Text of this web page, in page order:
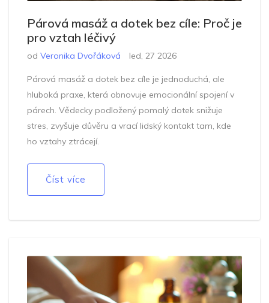
Párová masáž a dotek bez cíle: Proč je
pro vztah léčivý
od Veronika Dvořáková led, 27 2026
Párová masáž a dotek bez cíle je jednoduchá, ale
hluboká praxe, která obnovuje emocionální spojení v
párech. Vědecky podložený pomalý dotek snižuje
stres, zvyšuje důvěru a vrací lidský kontakt tam, kde
ho vztahy ztrácejí.
Číst více